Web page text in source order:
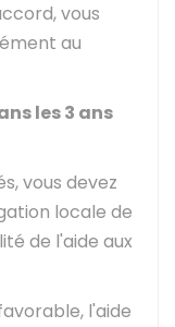
vous
au
les 3 ans
vous devez
locale de
de l'aide aux
l'aide